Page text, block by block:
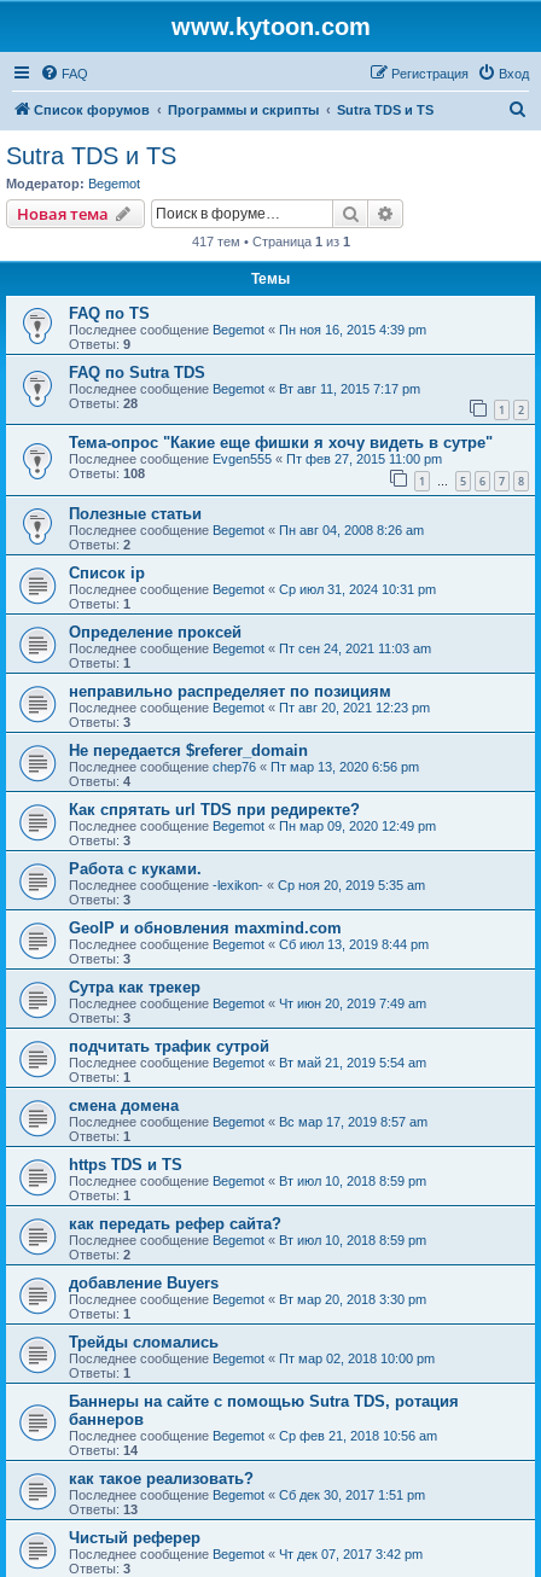
www.kytoon.com
FAQ Вход
Регистрация
Список форумов Программы и скрипты Sutra TDS и TS
Sutra TDS и TS
Модератор: Begemot
Новая тема Поиск
417 тем • Страница 1 из 1
Темы
FAQ по TS
Последнее сообщение Begemot « Пн ноя 16, 2015 4:39 pm
Ответы: 9
FAQ по Sutra TDS
Последнее сообщение Begemot « Вт авг 11, 2015 7:17 pm
Ответы: 28 1 2
Тема-опрос "Какие еще фишки я хочу видеть в сутре"
Последнее сообщение Evgen555 « Пт фев 27, 2015 11:00 pm
Ответы: 108 1 … 5 6 7 8
Полезные статьи
Последнее сообщение Begemot « Пн авг 04, 2008 8:26 am
Ответы: 2
Список ip
Последнее сообщение Begemot « Ср июл 31, 2024 10:31 pm
Ответы: 1
Определение проксей
Последнее сообщение Begemot « Пт сен 24, 2021 11:03 am
Ответы: 1
неправильно распределяет по позициям
Последнее сообщение Begemot « Пт авг 20, 2021 12:23 pm
Ответы: 3
Не передается $referer_domain
Последнее сообщение chep76 « Пт мар 13, 2020 6:56 pm
Ответы: 4
Как спрятать url TDS при редиректе?
Последнее сообщение Begemot « Пн мар 09, 2020 12:49 pm
Ответы: 3
Работа с куками.
Последнее сообщение -lexikon- « Ср ноя 20, 2019 5:35 am
Ответы: 3
GeoIP и обновления maxmind.com
Последнее сообщение Begemot « Сб июл 13, 2019 8:44 pm
Ответы: 3
Сутра как трекер
Последнее сообщение Begemot « Чт июн 20, 2019 7:49 am
Ответы: 3
подчитать трафик сутрой
Последнее сообщение Begemot « Вт май 21, 2019 5:54 am
Ответы: 1
смена домена
Последнее сообщение Begemot « Вс мар 17, 2019 8:57 am
Ответы: 1
https TDS и TS
Последнее сообщение Begemot « Вт июл 10, 2018 8:59 pm
Ответы: 1
как передать рефер сайта?
Последнее сообщение Begemot « Вт июл 10, 2018 8:59 pm
Ответы: 2
добавление Buyers
Последнее сообщение Begemot « Вт мар 20, 2018 3:30 pm
Ответы: 1
Трейды сломались
Последнее сообщение Begemot « Пт мар 02, 2018 10:00 pm
Ответы: 1
Баннеры на сайте с помощью Sutra TDS, ротация
баннеров
Последнее сообщение Begemot « Ср фев 21, 2018 10:56 am
Ответы: 14
как такое реализовать?
Последнее сообщение Begemot « Сб дек 30, 2017 1:51 pm
Ответы: 13
Чистый реферер
Последнее сообщение Begemot « Чт дек 07, 2017 3:42 pm
Ответы: 3